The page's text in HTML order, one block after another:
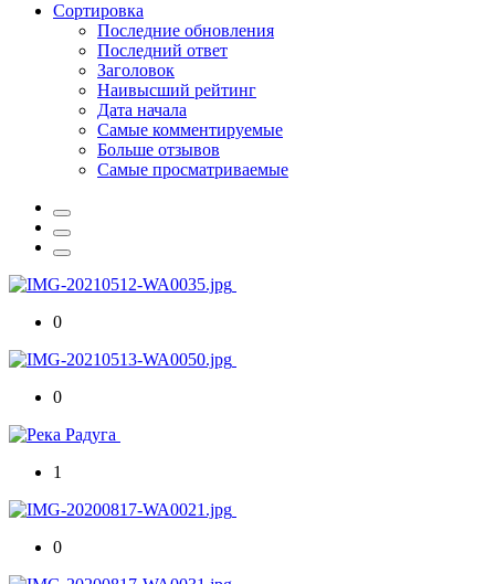
Сортировка
Последние обновления
Последний ответ
Заголовок
Наивысший рейтинг
Дата начала
Самые комментируемые
Больше отзывов
Самые просматриваемые
0
0
1
0